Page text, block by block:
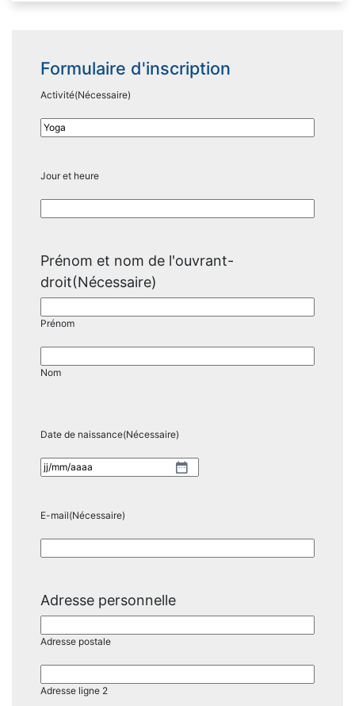
Formulaire d'inscription
Activité(Nécessaire)
Jour et heure
Prénom et nom de l'ouvrant-
droit(Nécessaire)
Prénom
Nom
Date de naissance(Nécessaire)
JJ
slash
E-mail(Nécessaire)
Adresse personnelle
Adresse postale
Adresse ligne 2